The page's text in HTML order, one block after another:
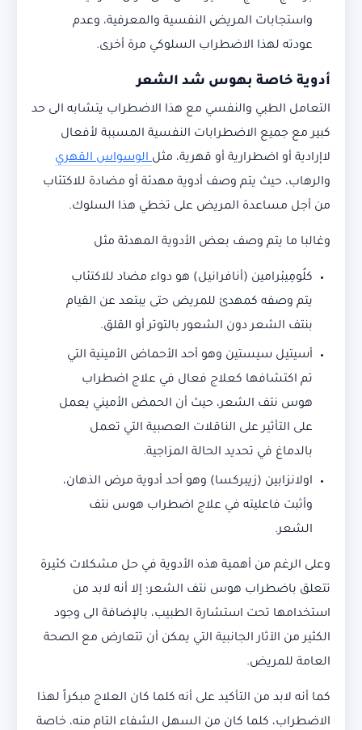
واستجابات المريض النفسية والمعرفية، وعدم
عودته لهذا الاضطراب السلوكي مرة أخرى.
أدوية خاصة بهوس شد الشعر
التعامل الطبي والنفسي مع هذا الاضطراب يتشابه الى حد
كبير مع جميع الاضطرابات النفسية المسببة لأفعال
لاإرادية أو اضطرارية أو قهرية، مثلالوسواس القهري
والرهاب، حيث يتم وصف أدوية مهدئة أو مضادة للاكتئاب
من أجل مساعدة المريض على تخطي هذا السلوك.
وغالبا ما يتم وصف بعض الأدوية المهدئة مثل
كلُومِيبْرامين (أنافرانيل) هو دواء مضاد للاكتئاب
يتم وصفه كمهدئ للمريض حتى يبتعد عن القيام
بنتف الشعر دون الشعور بالتوتر أو القلق.
أسيتيل سيستين وهو أحد الأحماض الأمينية التي
تم اكتشافها كعلاج فعال في علاج اضطراب
هوس نتف الشعر، حيث أن الحمض الأميني يعمل
على التأثير على الناقلات العصبية التي تعمل
بالدماغ في تحديد الحالة المزاجية.
اولانزابين (زيبركسا) وهو أحد أدوية مرض الذهان،
وأثبت فاعليته في علاج اضطراب هوس نتف
الشعر.
وعلى الرغم من أهمية هذه الأدوية في حل مشكلات كثيرة
تتعلق باضطراب هوس نتف الشعر؛ إلا أنه لابد من
استخدامها تحت استشارة الطبيب، بالإضافة الى وجود
الكثير من الآثار الجانبية التي يمكن أن تتعارض مع الصحة
العامة للمريض.
كما أنه لابد من التأكيد على أنه كلما كان العلاج مبكراً لهذا
الاضطراب، كلما كان من السهل الشفاء التام منه، خاصة